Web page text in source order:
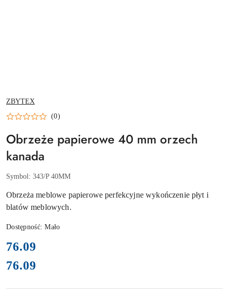
NAZWA
PRODUCENTA:
ZBYTEX
(0)
Obrzeże papierowe 40 mm orzech
kanada
Symbol: 343/P 40MM
Obrzeża meblowe papierowe perfekcyjne wykończenie płyt i
blatów meblowych.
Dostępność:Mało
cena:
76.09
Cena:
76.09